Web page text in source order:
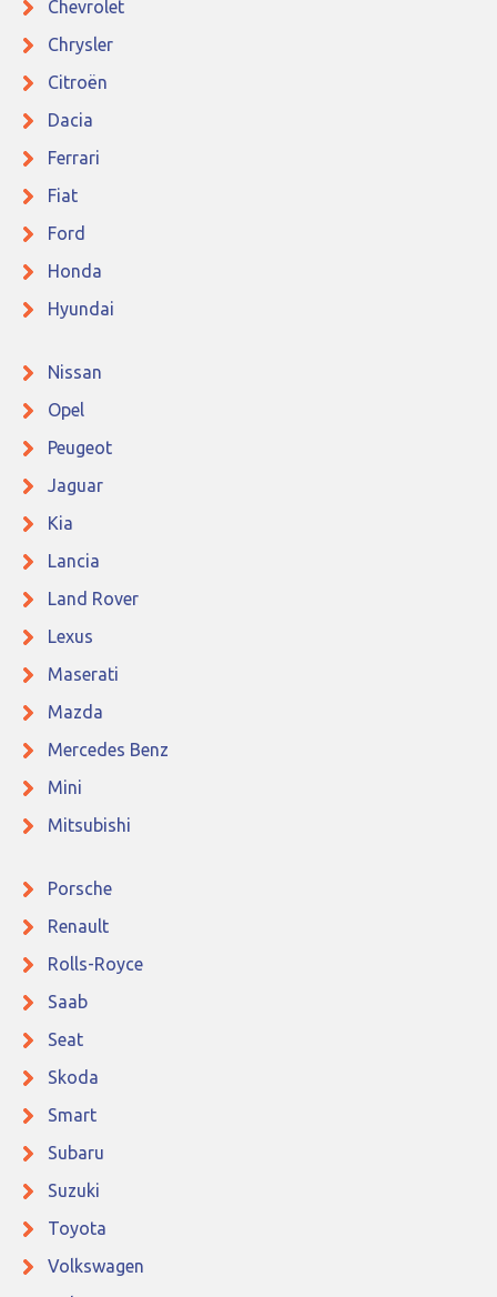
Chevrolet
Chrysler
Citroën
Dacia
Ferrari
Fiat
Ford
Honda
Hyundai
Nissan
Opel
Peugeot
Jaguar
Kia
Lancia
Land Rover
Lexus
Maserati
Mazda
Mercedes Benz
Mini
Mitsubishi
Porsche
Renault
Rolls-Royce
Saab
Seat
Skoda
Smart
Subaru
Suzuki
Toyota
Volkswagen